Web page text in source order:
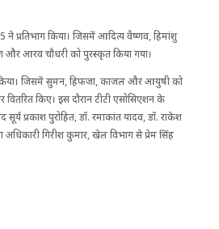
ने प्रतिभाग किया। जिसमें आदित्य वैष्णव, हिमांशु
और आरव चौधरी को पुरस्कृत किया गया।
किया। जिसमें सुमन, हिफजा, काजल और आयुषी को
वितरित किए। इस दौरान टीटी एसोसिएशन के
प्रकाश पुरोहित, डॉ. रमाकांत यादव, डॉ. राकेश
अधिकारी गिरीश कुमार, खेल विभाग से प्रेम सिंह